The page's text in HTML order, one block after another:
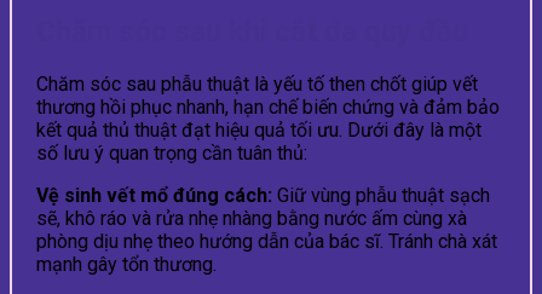
Chăm sóc sau phẫu thuật là yếu tố then chốt giúp vết
thương hồi phục nhanh, hạn chế biến chứng và đảm bảo
kết quả thủ thuật đạt hiệu quả tối ưu. Dưới đây là một
số lưu ý quan trọng cần tuân thủ:
Vệ sinh vết mổ đúng cách: Giữ vùng phẫu thuật sạch
sẽ, khô ráo và rửa nhẹ nhàng bằng nước ấm cùng xà
phòng dịu nhẹ theo hướng dẫn của bác sĩ. Tránh chà xát
mạnh gây tổn thương.